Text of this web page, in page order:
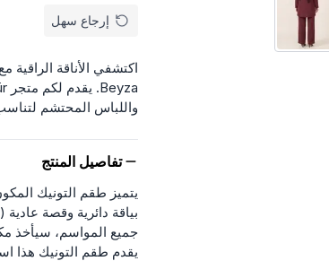
إرجاع سهل
اكتشفي الأناقة
واللباس المحتشم
تفاصيل المنتج
يتميز طقم التونيك
جميع المواسم، سيأخذ
يقدم طقم التونيك هذا